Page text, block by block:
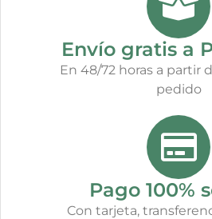
Envío gratis a
En 48/72 horas a partir
pedido
Pago 100%
Con tarjeta,